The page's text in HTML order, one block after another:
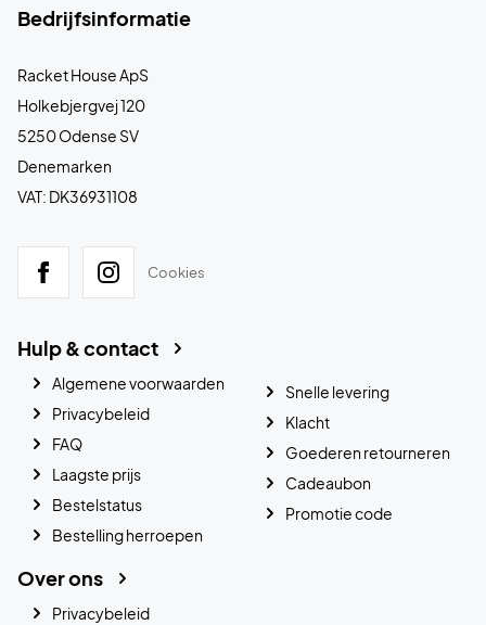
Bedrijfsinformatie
Racket House ApS
Holkebjergvej 120
5250 Odense SV
Denemarken
VAT: DK36931108
Cookies
Hulp & contact
Algemene voorwaarden
Privacybeleid
FAQ
Laagste prijs
Bestelstatus
Bestelling herroepen
Snelle levering
Klacht
Goederen retourneren
Cadeaubon
Promotie code
Over ons
Privacybeleid